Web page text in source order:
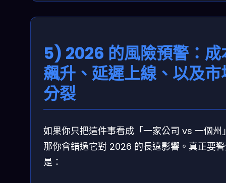
5) 2026 的風險預警：成
飆升、延遲上線、以及市
分裂
如果你只把這件事看成「一家公司 vs 一個州
那你會錯過它對 2026 的長遠影響。真正要
是：